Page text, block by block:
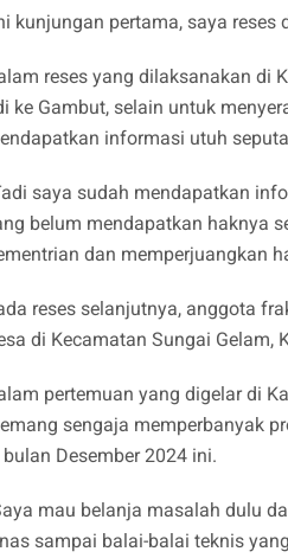
kunjungan pertama, saya
reses yang dilaksanakan di
ke Gambut, selain untuk
informasi utuh
saya sudah mendapatkan
belum mendapatkan haknya
dan memperjuangkan
reses selanjutnya, anggota
di Kecamatan Sungai Gelam,
pertemuan yang digelar di
sengaja memperbanyak
Desember 2024 ini.
mau belanja masalah dulu
sampai balai-balai teknis